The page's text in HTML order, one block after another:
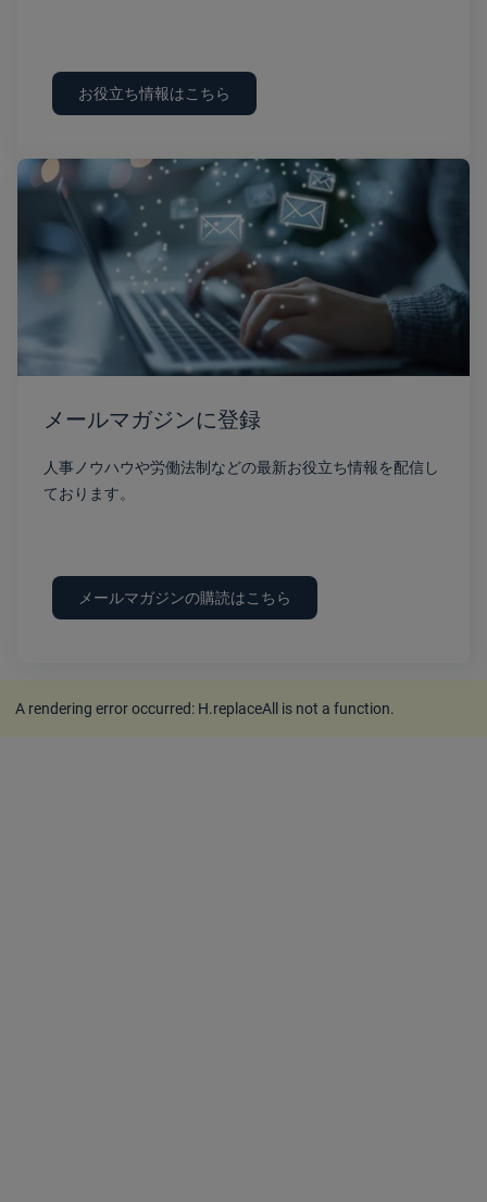
お役立ち情報はこちら
メールマガジンに登録
人事ノウハウや労働法制などの最新お役立ち情報を配信し
ております。
メールマガジンの購読はこちら
A rendering error occurred: H.replaceAll is not a function.